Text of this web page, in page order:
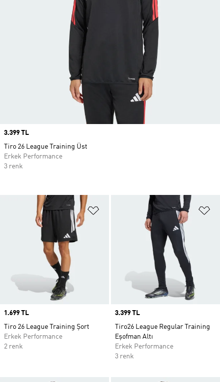
Favori Listesine Ekle
Price
1.699 TL
Tiro 26 League Training Şort
Erkek Performance
2 renk
Price
3.399 TL
Tiro26 League Regular Training
Eşofman Altı
Erkek Performance
3 renk
Price
3.399 TL
Tiro 26 League Training Üst
Erkek Performance
3 renk